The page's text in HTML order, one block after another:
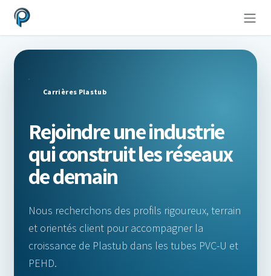
Se rendre au contenu
Carrières Plastub
Rejoindre une industrie
qui construit les réseaux
de demain
Nous recherchons des profils rigoureux, terrain
et orientés client pour accompagner la
croissance de Plastub dans les tubes PVC-U et
PEHD.